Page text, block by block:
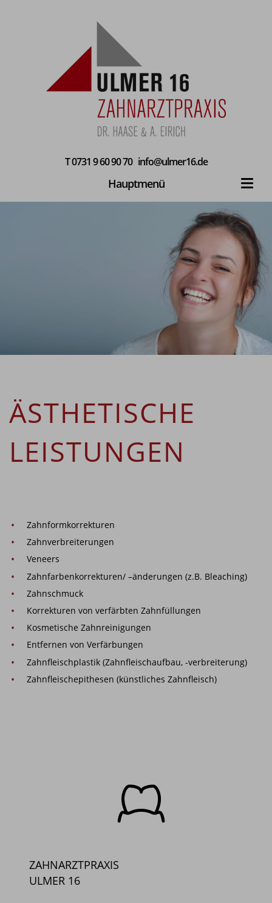
T0731 9 60 90 70 info@ulmer16.de
Hauptmenü
ÄSTHETISCHE
LEISTUNGEN
Zahnformkorrekturen
Zahnverbreiterungen
Veneers
Zahnfarbenkorrekturen/ –änderungen (z.B. Bleaching)
Zahnschmuck
Korrekturen von verfärbten Zahnfüllungen
Kosmetische Zahnreinigungen
Entfernen von Verfärbungen
Zahnfleischplastik (Zahnfleischaufbau, -verbreiterung)
Zahnfleischepithesen (künstliches Zahnfleisch)
ZAHNARZTPRAXIS
ULMER 16